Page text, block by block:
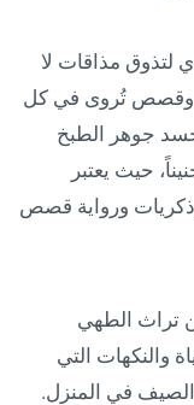
لتذوق مذاقات لا
وقصص تُروى في كل
جوهر الطبخ
حيث يعتبر
ورواية قصص
تراث الطهي
والنكهات التي
في المنزل.